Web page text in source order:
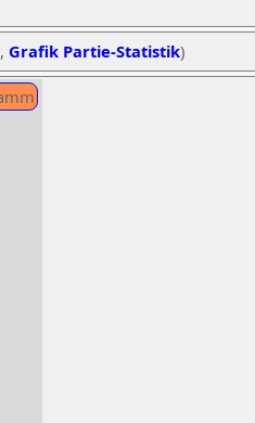
, Grafik Partie-Statistik)